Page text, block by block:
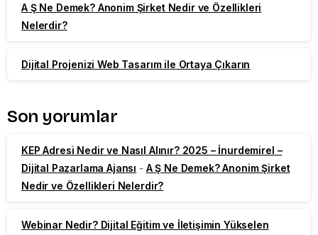
A Ş Ne Demek? Anonim Şirket Nedir ve Özellikleri
Nelerdir?
Dijital Projenizi Web Tasarım ile Ortaya Çıkarın
Son yorumlar
KEP Adresi Nedir ve Nasıl Alınır? 2025 – İnurdemirel –
Dijital Pazarlama Ajansı - A Ş Ne Demek? Anonim Şirket
Nedir ve Özellikleri Nelerdir?
Webinar Nedir? Dijital Eğitim ve İletişimin Yükselen